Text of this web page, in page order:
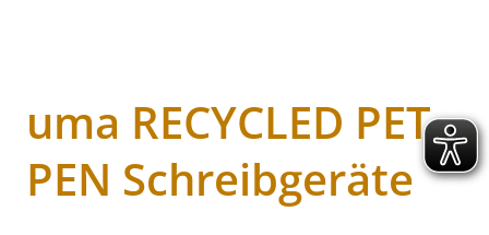
uma RECYCLED PET
PEN Schreibgeräte